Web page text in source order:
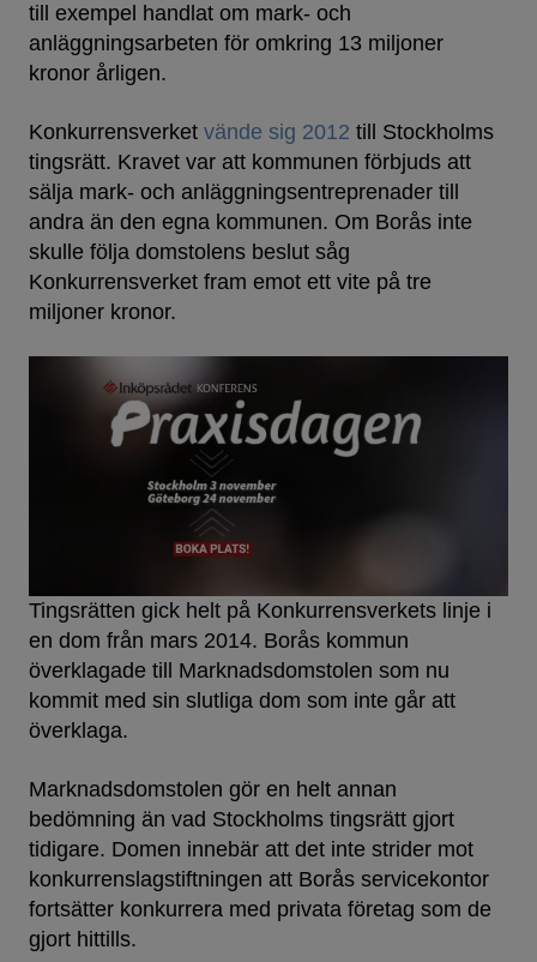
till exempel handlat om mark- och
anläggningsarbeten för omkring 13 miljoner
kronor årligen.
Konkurrensverket vände sig 2012 till Stockholms
tingsrätt. Kravet var att kommunen förbjuds att
sälja mark- och anläggningsentreprenader till
andra än den egna kommunen. Om Borås inte
skulle följa domstolens beslut såg
Konkurrensverket fram emot ett vite på tre
miljoner kronor.
Tingsrätten gick helt på Konkurrensverkets linje i
en dom från mars 2014. Borås kommun
överklagade till Marknadsdomstolen som nu
kommit med sin slutliga dom som inte går att
överklaga.
Marknadsdomstolen gör en helt annan
bedömning än vad Stockholms tingsrätt gjort
tidigare. Domen innebär att det inte strider mot
konkurrenslagstiftningen att Borås servicekontor
fortsätter konkurrera med privata företag som de
gjort hittills.